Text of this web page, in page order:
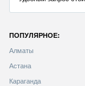
ПОПУЛЯРНОЕ:
Алматы
Астана
Караганда